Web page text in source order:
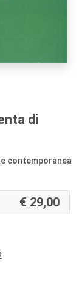
di
contemporanea
29,00